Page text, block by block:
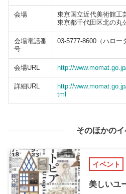
会場
東京国立近代美術館工
東京都千代田区北の丸
会場電話番
号
03-5777-8600（ハロー
会場URL http://
詳細URL
http://
tml
そのほかのイ
イベント
美しいユ